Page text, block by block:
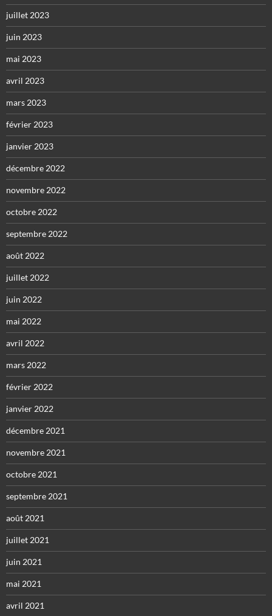
juillet 2023
juin 2023
mai 2023
avril 2023
mars 2023
février 2023
janvier 2023
décembre 2022
novembre 2022
octobre 2022
septembre 2022
août 2022
juillet 2022
juin 2022
mai 2022
avril 2022
mars 2022
février 2022
janvier 2022
décembre 2021
novembre 2021
octobre 2021
septembre 2021
août 2021
juillet 2021
juin 2021
mai 2021
avril 2021